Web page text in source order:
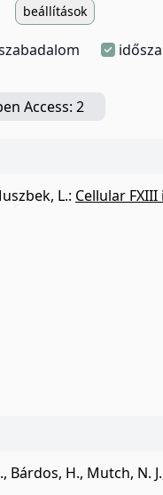
beállítások
Access: 2
L.: Cellular
, Bárdos, H., Mutch, N. J.